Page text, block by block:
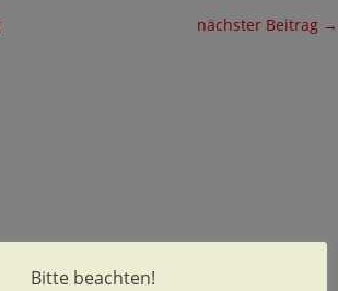
nächster Beitrag →
Bitte beachten!